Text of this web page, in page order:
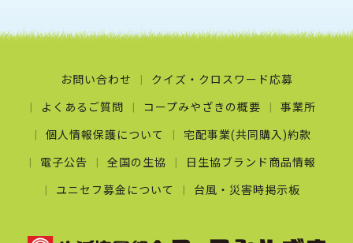
お問い合わせ クイズ・クロスワード応募
よくあるご質問 コープみやざきの概要 事業所
個人情報保護について 宅配事業(共同購入)約款
電子公告 全国の生協 日生協ブランド商品情報
ユニセフ募金について 台風・災害時掲示板